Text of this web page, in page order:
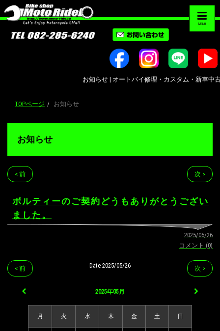
MENU
お知らせ | オートバイ修理・カスタム・新車中
TOPページ お知らせ
お知らせ
< 前 次 >
ボルティーのご契約どうもありがとうござい
ました。
2025/05/26
コメント (0)
< 前 次 >
Date 2025/05/26
2025年05月
月 火 水 木 金 土 日